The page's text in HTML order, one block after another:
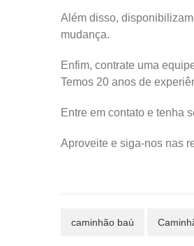
Além disso,
mudança.
Enfim, contrate uma
Temos 20 anos de
Entre em contato e tenha
Aproveite e siga-nos nas
caminhão baú